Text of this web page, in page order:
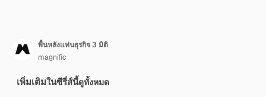
พื้นหลังแท่นธุรกิจ 3 มิติ
magnific
เพิ่มเติมในซีรี่ส์นี้ดูทั้งหมด